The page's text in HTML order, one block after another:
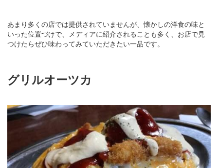
あまり多くの店では提供されていませんが、懐かしの洋食の味と
いった位置づけで、メディアに紹介されることも多く、お店で見
つけたらぜひ味わってみていただきたい一品です。
グリルオーツカ